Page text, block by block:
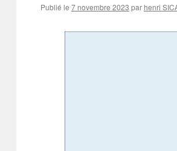
Publié le 7 novembre 2023 par henri